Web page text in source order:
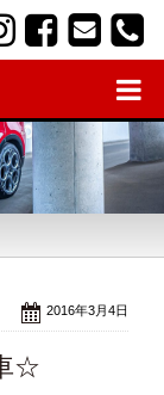
2016年3月4日
☆